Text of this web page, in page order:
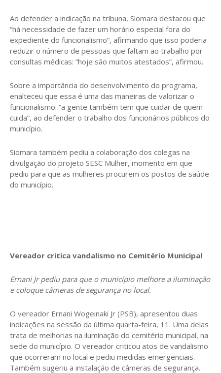
Ao defender a indicação na tribuna, Siomara destacou que
“há necessidade de fazer um horário especial fora do
expediente do funcionalismo”, afirmando que isso poderia
reduzir o número de pessoas que faltam ao trabalho por
consultas médicas: “hoje são muitos atestados”, afirmou.
Sobre a importância do desenvolvimento do programa,
enalteceu que essa é uma das maneiras de valorizar o
funcionalismo: “a gente também tem que cuidar de quem
cuida”, ao defender o trabalho dos funcionários públicos do
município.
Siomara também pediu a colaboração dos colegas na
divulgação do projeto SESC Mulher, momento em que
pediu para que as mulheres procurem os postos de saúde
do município.
Vereador critica vandalismo no Cemitério Municipal
Ernani Jr pediu para que o município melhore a iluminação
e coloque câmeras de segurança no local.
O vereador Ernani Wogeinaki Jr (PSB), apresentou duas
indicações na sessão da última quarta-feira, 11. Uma delas
trata de melhorias na iluminação do cemitério municipal, na
sede do município. O vereador criticou atos de vandalismo
que ocorreram no local e pediu medidas emergenciais.
Também sugeriu a instalação de câmeras de segurança.